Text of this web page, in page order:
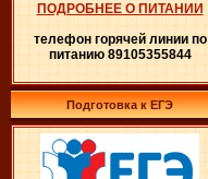
ПОДРОБНЕЕ О ПИТАНИИ
телефон горячей линии по
питанию 89105355844
Подготовка к ЕГЭ